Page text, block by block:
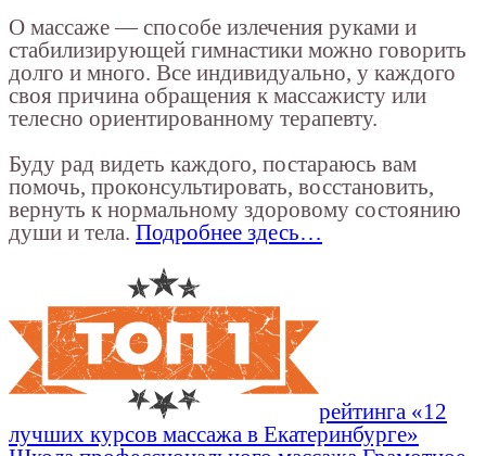
О массаже — способе излечения руками и
стабилизирующей гимнастики можно говорить
долго и много. Все индивидуально, у каждого
своя причина обращения к массажисту или
телесно ориентированному терапевту.
Буду рад видеть каждого, постараюсь вам
помочь, проконсультировать, восстановить,
вернуть к нормальному здоровому состоянию
души и тела. Подробнее здесь…
рейтинга «12
лучших курсов массажа в Екатеринбурге»